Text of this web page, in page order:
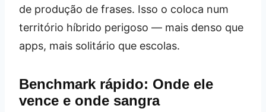
de produção de frases. Isso o coloca num
território híbrido perigoso — mais denso que
apps, mais solitário que escolas.
Benchmark rápido: Onde ele
vence e onde sangra